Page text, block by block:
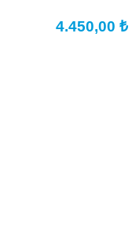
4.450,00 ₺